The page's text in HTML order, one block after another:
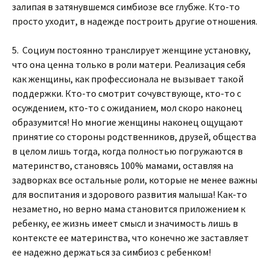
залипая в затянувшемся симбиозе все глубже. Кто-то
просто уходит, в надежде построить другие отношения.
5. Социум постоянно транслирует женщине установку,
что она ценна только в роли матери. Реализация себя
как женщины, как профессионала не вызывает такой
поддержки. Кто-то смотрит сочувствующе, кто-то с
осуждением, кто-то с ожиданием, мол скоро наконец
образумится! Но многие женщины наконец ощущают
принятие со стороны родственников, друзей, общества
в целом лишь тогда, когда полностью погружаются в
материнство, становясь 100% мамами, оставляя на
задворках все остальные роли, которые не менее важны
для воспитания и здорового развития малыша! Как-то
незаметно, но верно мама становится приложением к
ребенку, ее жизнь имеет смысл и значимость лишь в
контексте ее материнства, что конечно же заставляет
ее надежно держаться за симбиоз с ребенком!